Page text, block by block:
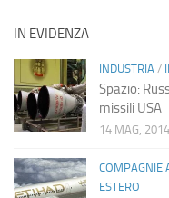
IN EVIDENZA
INDUSTRIA /
Spazio:
missili USA
14 MAG, 2014
COMPAGNIE
ESTERO